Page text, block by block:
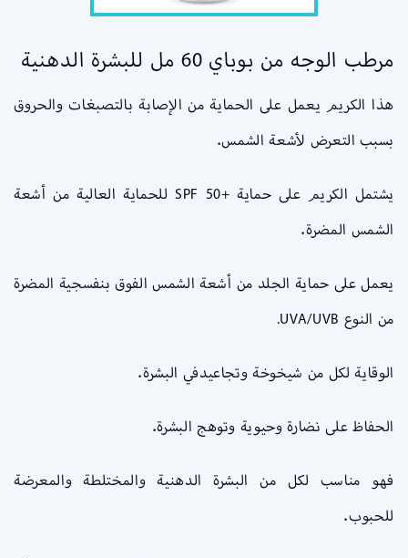
مرطب الوجه من بوباي 60 مل للبشرة الدهنية
هذا الكريم يعمل على الحماية من الإصابة بالتصبغات والحروق
بسبب التعرض لأشعة الشمس.
يشتمل الكريم على حماية +SPF 50 للحماية العالية من أشعة
الشمس المضرة.
يعمل على حماية الجلد من أشعة الشمس الفوق بنفسجية المضرة
من النوع UVA/UVB.
الوقاية لكل من شيخوخة وتجاعيدفي البشرة.
الحفاظ على نضارة وحيوية وتوهج البشرة.
فهو مناسب لكل من البشرة الدهنية والمختلطة والمعرضة
للحبوب.